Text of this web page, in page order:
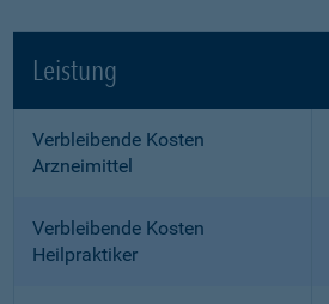
Leistung
Verbleibende Kosten
Arzneimittel
Verbleibende Kosten
Heilpraktiker